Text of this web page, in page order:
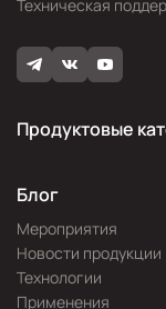
Техническая
Продуктовые
Блог
Мероприятия
Новости продукции
Технологии
Применения